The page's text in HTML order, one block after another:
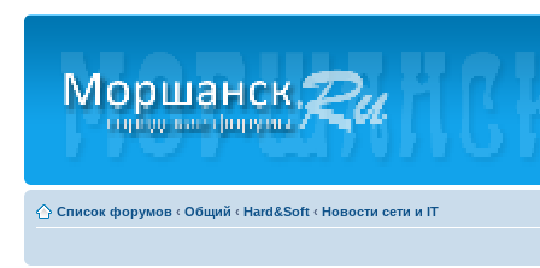
Список форумов ‹ Общий ‹ Hard&Soft ‹ Новости сети и IT